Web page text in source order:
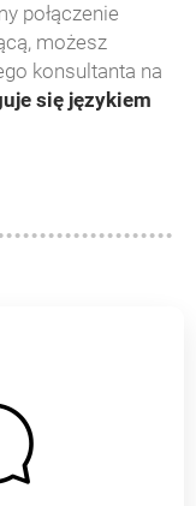
połączenie
możesz
konsultanta na
się językiem